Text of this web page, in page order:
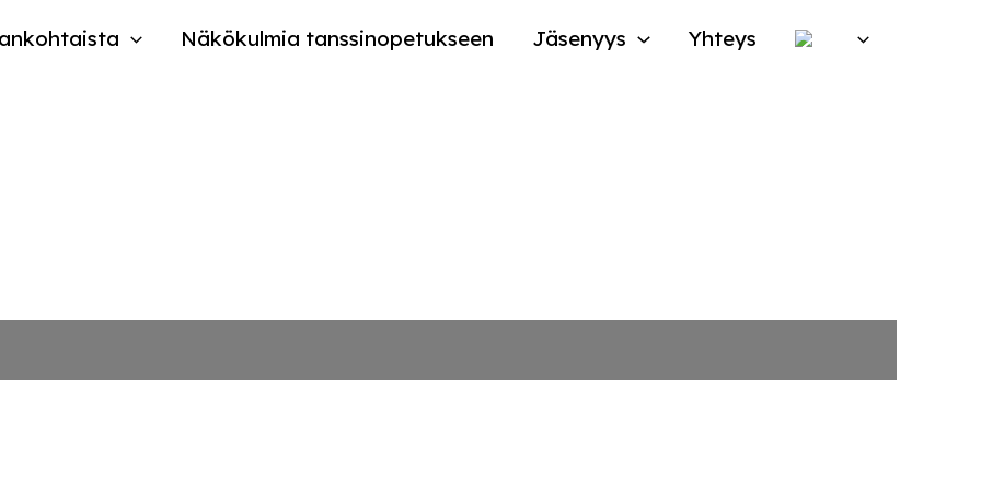
Näkökulmia tanssinopetukseen Jäsenyys Yhteys